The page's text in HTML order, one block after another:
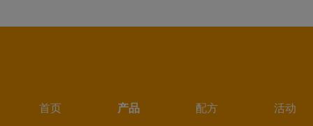
首页 产品 配方 活动